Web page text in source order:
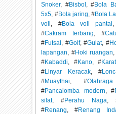
Snoker, #Bisbol , #Bola
5x5 , #Bola jaring , #Bola
voli , #Bola voli pantai
#Cakram terbang , #
#Futsal , #Golf, #Gulat, #
lapangan , #Hoki ruangan
#Kabaddi , #Kano, #
#Linyar Keracak , #
#Muaythai , #
#Pancalomba modern , #
silat, #Perahu Naga ,
#Renang , #Renang